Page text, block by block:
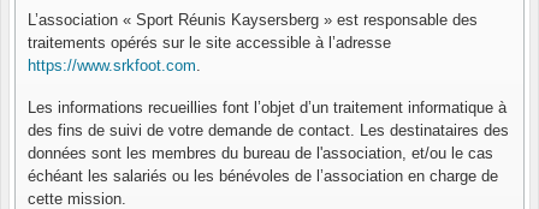
L’association « Sport Réunis Kaysersberg » est responsable des
traitements opérés sur le site accessible à l’adresse
https://www.srkfoot.com
Les informations recueillies font l’objet d’un traitement informatique à
des fins de suivi de votre demande de contact. Les destinataires des
données sont les membres du bureau de l'association, et/ou le cas
échéant les salariés ou les bénévoles de l’association en charge de
cette mission.